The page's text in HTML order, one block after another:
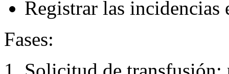
Registrar las
Fases: